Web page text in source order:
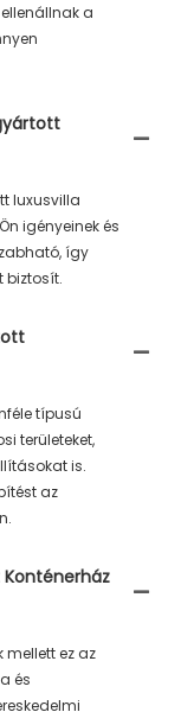
a
luxusvilla
igényeinek és
így
biztosít.
típusú
területeket,
is.
az
Konténerház
ez az
és